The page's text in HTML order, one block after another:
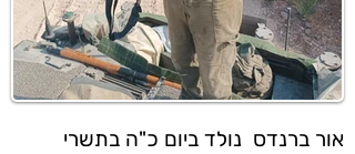
אור ברנדס נולד ביום כ"ה בתשרי